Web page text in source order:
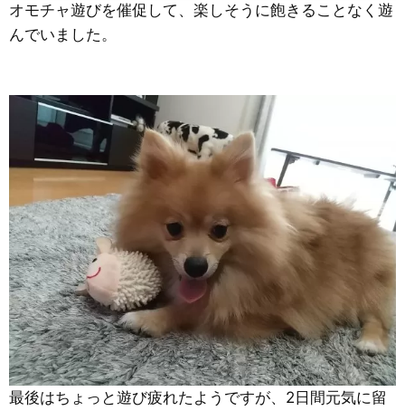
オモチャ遊びを催促して、楽しそうに飽きることなく遊
んでいました。
最後はちょっと遊び疲れたようですが、2日間元気に留